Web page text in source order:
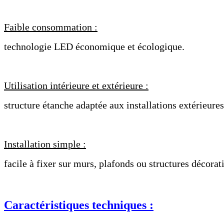
Faible consommation :
technologie LED économique et écologique.
Utilisation intérieure et extérieure :
structure étanche adaptée aux installations
Installation simple :
facile à fixer sur murs, plafonds ou structures
Caractéristiques techniques :